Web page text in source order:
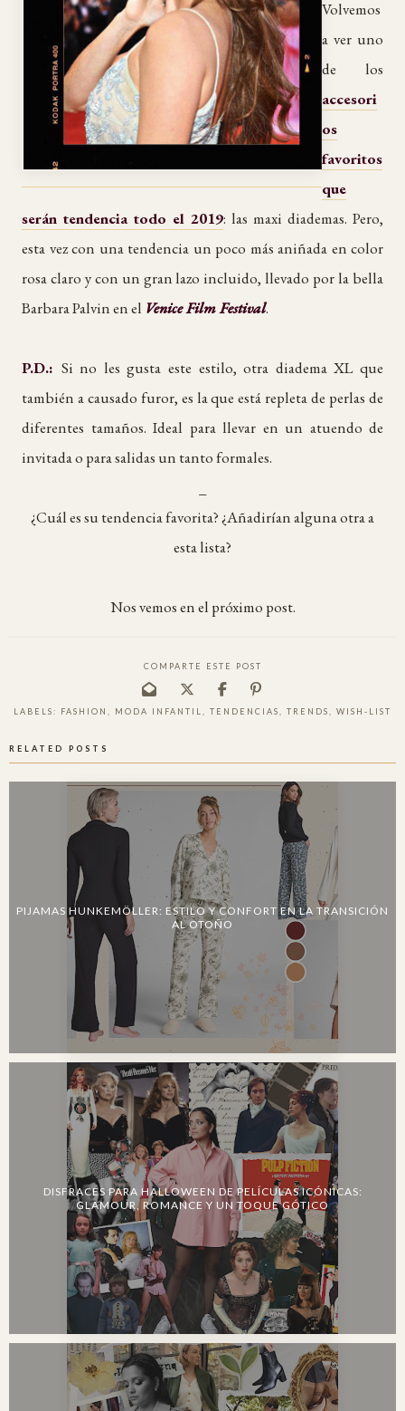
Volvemos
a ver uno
de los
accesori
os
favoritos
que
serán tendencia todo el 2019: las maxi diademas. Pero,
esta vez con una tendencia un poco más aniñada en color
rosa claro y con un gran lazo incluido, llevado por la bella
Barbara Palvin en el Venice Film Festival.
P.D.: Si no les gusta este estilo, otra diadema XL que
también a causado furor, es la que está repleta de perlas de
diferentes tamaños. Ideal para llevar en un atuendo de
invitada o para salidas un tanto formales.
¿Cuál es su tendencia favorita? ¿Añadirían alguna otra a
esta lista?
Nos vemos en el próximo post.
COMPARTE ESTE POST
LABELS: FASHION MODA INFANTIL TENDENCIAS TRENDS WISH-LIST
RELATED POSTS
PIJAMAS HUNKEMÖLLER: ESTILO Y CONFORT EN LA TRANSICIÓN
AL OTOÑO
DISFRACES PARA HALLOWEEN DE PELÍCULAS ICÓNICAS:
GLAMOUR, ROMANCE Y UN TOQUE GÓTICO